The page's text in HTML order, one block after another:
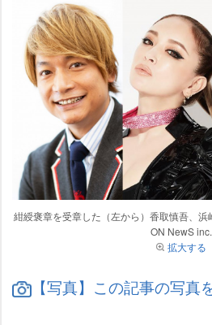
紺綬褒章を受章した（左から）香取慎吾、
ON NewS inc.
拡大する
【写真】この記事の写真